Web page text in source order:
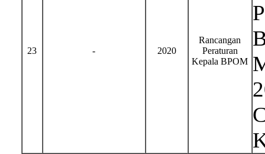
23 - 2020
Rancangan
Peraturan
Kepala BPOM